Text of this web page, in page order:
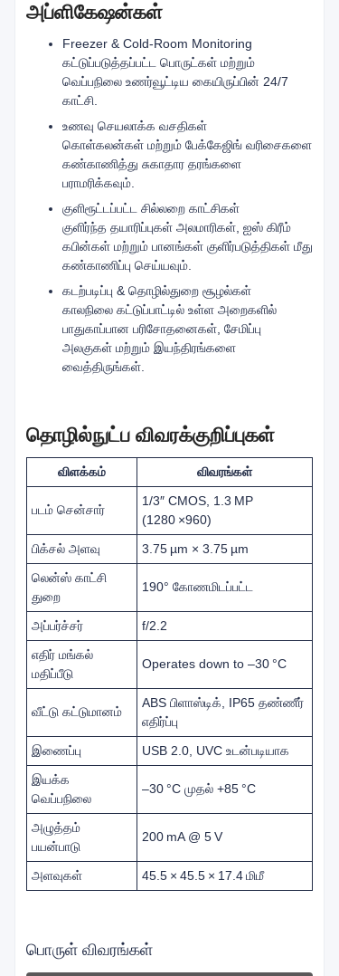
அப்ளிகேஷன்கள்
Freezer & Cold‑Room Monitoring
கட்டுப்படுத்தப்பட்ட பொருட்கள் மற்றும்
வெப்பநிலை உணர்வூட்டிய கையிருப்பின் 24/7
காட்சி.
உணவு செயலாக்க வசதிகள்
கொள்கலன்கள் மற்றும் பேக்கேஜிங் வரிசைகளை
கண்காணித்து சுகாதார தரங்களை
பராமரிக்கவும்.
குளிரூட்டப்பட்ட சில்லறை காட்சிகள்
குளிர்ந்த தயாரிப்புகள் அலமாரிகள், ஐஸ் கிரீம்
கபின்கள் மற்றும் பானங்கள் குளிர்படுத்திகள் மீது
கண்காணிப்பு செய்யவும்.
கடற்படிப்பு & தொழில்துறை சூழல்கள்
காலநிலை கட்டுப்பாட்டில் உள்ள அறைகளில்
பாதுகாப்பான பரிசோதனைகள், சேமிப்பு
அலகுகள் மற்றும் இயந்திரங்களை
வைத்திருங்கள்.
தொழில்நுட்ப விவரக்குறிப்புகள்
விளக்கம் விவரங்கள்
படம் சென்சார்
1/3″ CMOS, 1.3 MP
(1280 ×960)
பிக்சல் அளவு
3.75 µm × 3.75 µm
லென்ஸ் காட்சி
துறை
190° கோணமிடப்பட்ட
அப்பர்ச்சர்
f/2.2
எதிர் மங்கல்
மதிப்பீடு
Operates down to –30 °C
வீட்டு கட்டுமானம்
ABS பிளாஸ்டிக், IP65 தண்ணீர்
எதிர்ப்பு
இணைப்பு
USB 2.0, UVC உடன்படியாக
இயக்க
வெப்பநிலை
–30 °C முதல் +85 °C
அழுத்தம்
பயன்பாடு
200 mA @ 5 V
அளவுகள் 45.5 × 45.5 × 17.4 மிமீ
பொருள் விவரங்கள்